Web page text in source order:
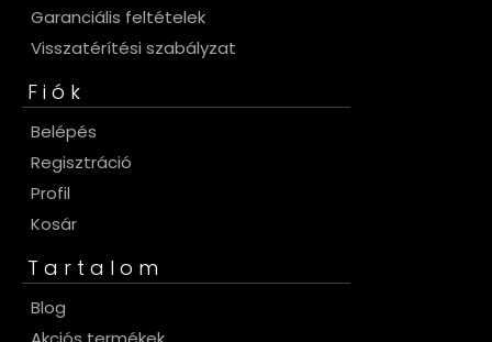
Garanciális feltételek
Visszatérítési szabályzat
Fiók
Belépés
Regisztráció
Profil
Kosár
Tartalom
Blog